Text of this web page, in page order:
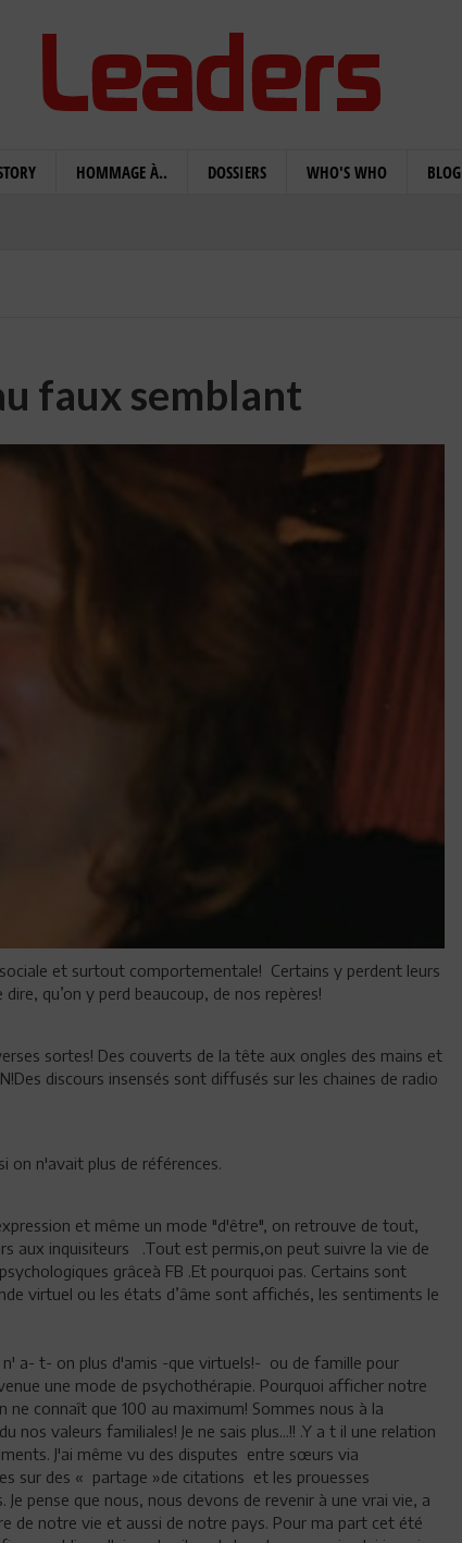
HOMMAGE À.. DOSSIERS WHO'S WHO BLOG
faux semblant
et surtout comportementale! Certains y perdent leurs
qu’on y perd beaucoup, de nos repères!
sortes! Des couverts de la tête aux ongles des mains et
discours insensés sont diffusés sur les chaines de radio
on n'avait plus de références.
et même un mode "d'être", on retrouve de tout,
aux inquisiteurs .Tout est permis,on peut suivre la vie de
grâceà FB .Et pourquoi pas. Certains sont
virtuel ou les états d’âme sont affichés, les sentiments le
a- t- on plus d'amis -que virtuels!- ou de famille pour
une mode de psychothérapie. Pourquoi afficher notre
connaît que 100 au maximum! Sommes nous à la
valeurs familiales! Je ne sais plus...!! .Y a t il une relation
J'ai même vu des disputes entre sœurs via
sur des « partage »de citations et les prouesses
pense que nous, nous devons de revenir à une vrai vie, a
de notre vie et aussi de notre pays. Pour ma part cet été